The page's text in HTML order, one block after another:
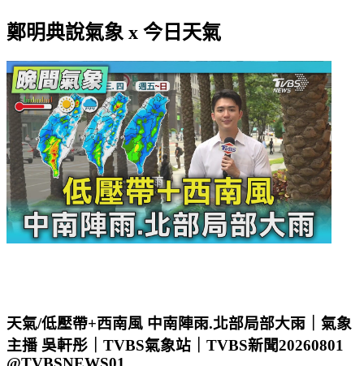
鄭明典說氣象 x 今日天氣
天氣/低壓帶+西南風 中南陣雨.北部局部大雨｜氣象
主播 吳軒彤｜TVBS氣象站｜TVBS新聞20260801